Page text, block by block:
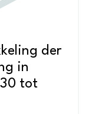
der
in
tot